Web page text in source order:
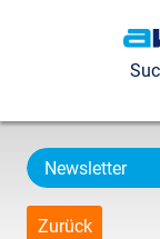
in
Newsletter
Zurück